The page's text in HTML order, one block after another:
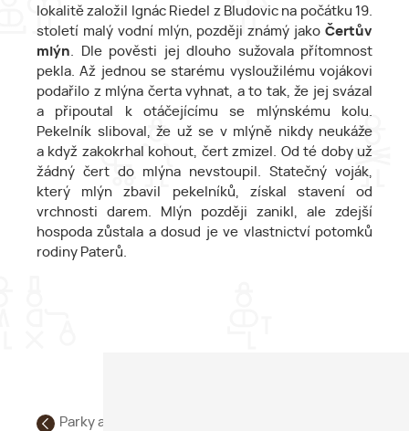
lokalitě založil Ignác Riedel z Bludovic na počátku 19.
století malý vodní mlýn, později známý jako Čertův
mlýn. Dle pověsti jej dlouho sužovala přítomnost
pekla. Až jednou se starému vysloužilému vojákovi
podařilo z mlýna čerta vyhnat, a to tak, že jej svázal
a připoutal k otáčejícímu se mlýnskému kolu.
Pekelník sliboval, že už se v mlýně nikdy neukáže
a když zakokrhal kohout, čert zmizel. Od té doby už
žádný čert do mlýna nevstoupil. Statečný voják,
který mlýn zbavil pekelníků, získal stavení od
vrchnosti darem. Mlýn později zanikl, ale zdejší
hospoda zůstala a dosud je ve vlastnictví potomků
rodiny Paterů.
Parky a přírodní zajímavosti